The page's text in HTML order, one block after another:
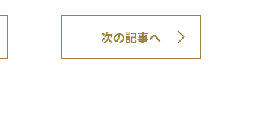
次の記事へ